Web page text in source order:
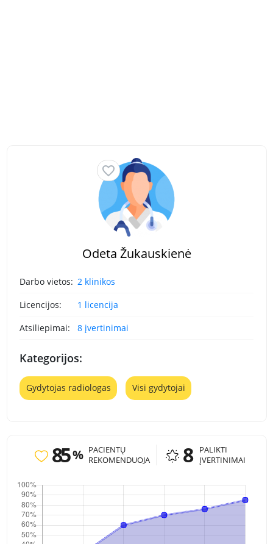
Odeta Žukauskienė
Darbo vietos: 2 klinikos
Licencijos:
1 licencija
Atsiliepimai:
8 įvertinimai
Kategorijos:
Gydytojas radiologas Visi gydytojai
85 % PACIENTŲ
REKOMENDUOJA
8
PALIKTI
ĮVERTINIMAI